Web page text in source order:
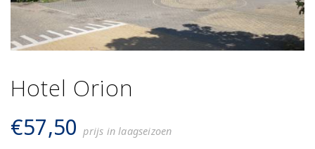
Hotel Orion
€57,50 prijs in laagseizoen